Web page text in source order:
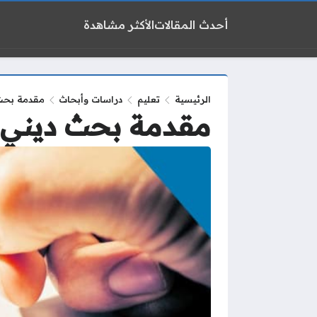
أحدث المقالاتالأكثر مشاهدة
الرئيسية تعليم دراسات وأبحاث مقدمة
مقدمة بحث